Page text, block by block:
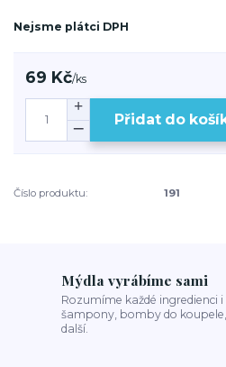
Nejsme plátci DPH
69 Kč/ks
Přidat do
Číslo produktu: 191
Mýdla vyrábíme sami
Rozumíme každé ingredienci
šampony, bomby do
další.